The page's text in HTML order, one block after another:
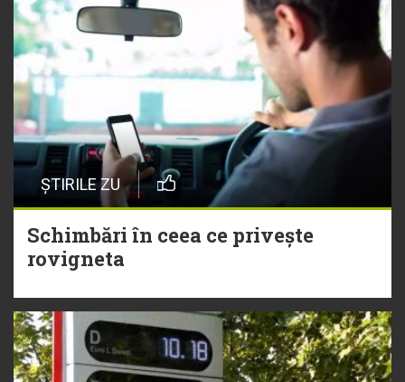
ȘTIRILE ZU
Schimbări în ceea ce privește
rovigneta